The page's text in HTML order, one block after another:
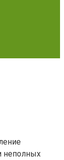
неполных